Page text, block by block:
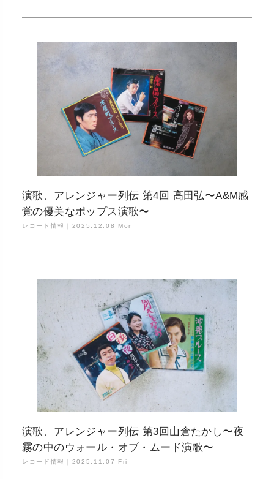
演歌、アレンジャー列伝 第4回 高田弘〜A&M感
覚の優美なポップス演歌〜
レコード情報｜ 2025.12.08 Mon
演歌、アレンジャー列伝 第3回山倉たかし〜夜
霧の中のウォール・オブ・ムード演歌〜
レコード情報｜ 2025.11.07 Fri